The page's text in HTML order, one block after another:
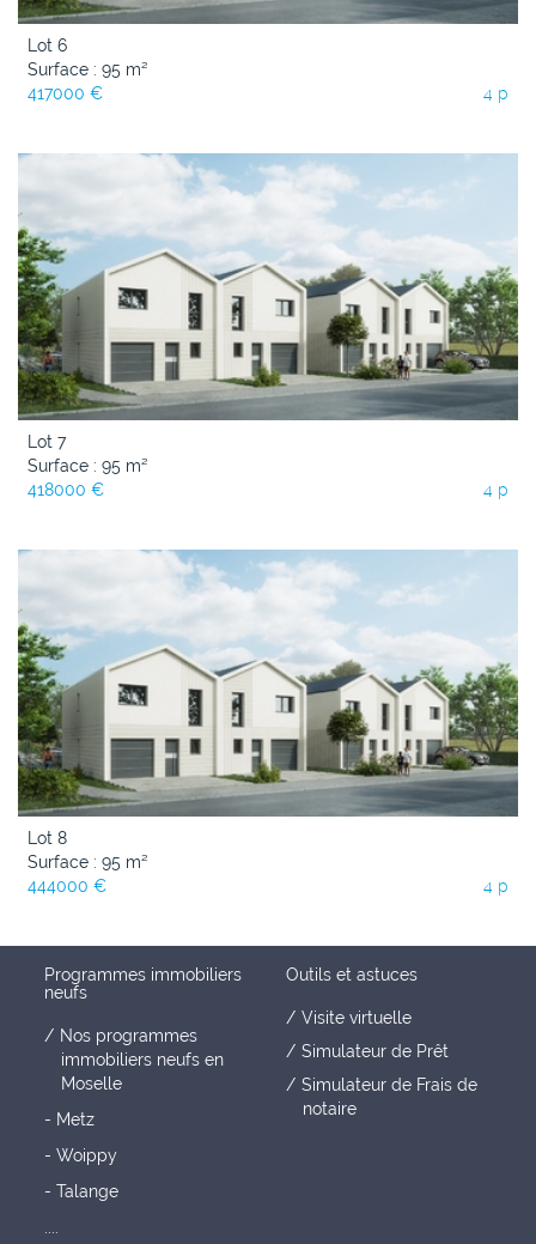
Lot 6
Surface : 95 m²
417000 €
4 p
Lot 7
Surface : 95 m²
418000 €
4 p
Lot 8
Surface : 95 m²
444000 €
4 p
Programmes immobiliers
neufs
Nos programmes
immobiliers neufs en
Moselle
- Metz
- Woippy
- Talange
Outils et astuces
Visite virtuelle
Simulateur de Prêt
Simulateur de Frais de
notaire